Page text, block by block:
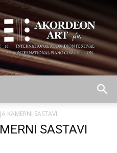
KAMERNI SASTAVI
SASTAVI